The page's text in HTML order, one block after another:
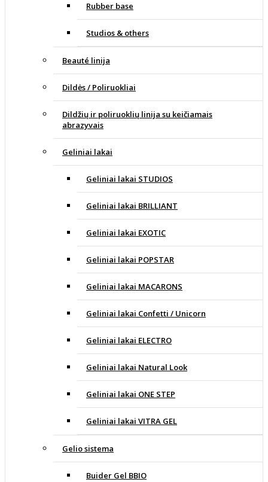
Rubber base
Studios & others
Beauté linija
Dildės / Poliruokliai
Dildžių ir poliruoklių linija su keičiamais
abrazyvais
Geliniai lakai
Geliniai lakai STUDIOS
Geliniai lakai BRILLIANT
Geliniai lakai EXOTIC
Geliniai lakai POPSTAR
Geliniai lakai MACARONS
Geliniai lakai Confetti / Unicorn
Geliniai lakai ELECTRO
Geliniai lakai Natural Look
Geliniai lakai ONE STEP
Geliniai lakai VITRA GEL
Gelio sistema
Buider Gel BBIO